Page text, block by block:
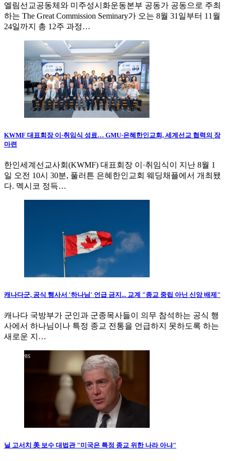
엘림선교공동체와 미주성시화운동본부 공동가 공동으로 주최
하는 The Great Commission Seminary가 오는 8월 31일부터 11월
24일까지 총 12주 과정…
KWMF 대표회장 이·취임식 성료… GMU·은혜한인교회, 세계선교 협력의 장
마련
한인세계선교사회(KWMF) 대표회장 이·취임식이 지난 8월 1
일 오전 10시 30분, 풀러튼 은혜한인교회 웨딩채플에서 개최됐
다. 멕시코 정득…
캐나다군, 공식 행사서 '하나님' 언급 금지... 교계 "종교 중립 아닌 신앙 배제"
캐나다 국방부가 군인과 군종목사들이 의무 참석하는 공식 행
사에서 하나님이나 특정 종교 전통을 언급하지 못하도록 하는
새로운 지…
닐 고서치 美 보수 대법관 "미국은 특정 종교 위한 나라 아냐"